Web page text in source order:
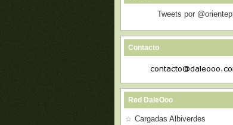
Tweets por @orientep
Contacto
Red DaleOoo
Cargadas Albiverdes